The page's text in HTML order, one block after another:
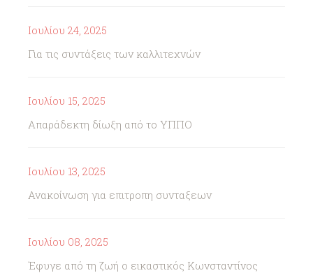
Ιουλίου 24, 2025
Για τις συντάξεις των καλλιτεχνών
Ιουλίου 15, 2025
Απαράδεκτη δίωξη από το ΥΠΠΟ
Ιουλίου 13, 2025
Ανακοίνωση για επιτροπη συνταξεων
Ιουλίου 08, 2025
Έφυγε από τη ζωή ο εικαστικός Κωνσταντίνος